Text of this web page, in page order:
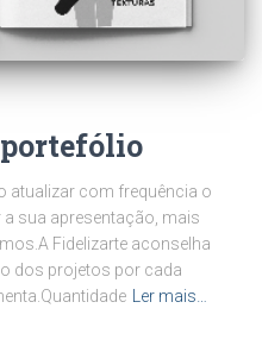
atualizar com frequência o
sua apresentação, mais
Fidelizarte aconselha
dos projetos por cada
Ler mais…